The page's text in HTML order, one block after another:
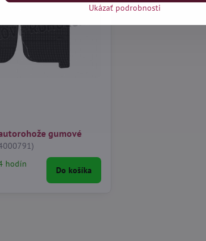
gumové
hodín
Do košíka
Ukázať podrobnosti